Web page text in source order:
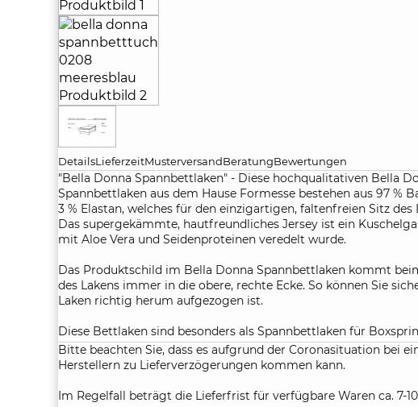
DetailsLieferzeitMusterversandBeratungBewertungen
"Bella Donna Spannbettlaken" - Diese hochqualitativen Bella
Spannbettlaken aus dem Hause Formesse bestehen aus 97 %
3 % Elastan, welches für den einzigartigen, faltenfreien Sitz des
Das supergekämmte, hautfreundliches Jersey ist ein
mit Aloe Vera und Seidenproteinen veredelt wurde.
Das Produktschild im Bella Donna Spannbettlaken kommt
des Lakens immer in die obere, rechte Ecke. So können Sie
Laken richtig herum aufgezogen ist.
Diese Bettlaken sind besonders als Spannbettlaken für
Wasserbetten geeignet. In der Grafik finden Sie das passende
für Ihr Boxspringbett.
Farbhinweis:
Bitte beachten Sie, dass es aufgrund der Coronasituation bei
Herstellern zu Lieferverzögerungen kommen kann.
Im Regelfall beträgt die Lieferfrist für verfügbare Waren ca. 7-10